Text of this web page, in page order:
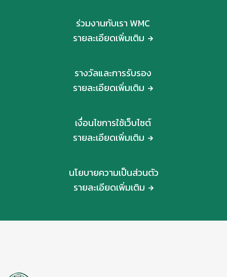
ร่วมงานกับเรา WMC
รายละเอียดเพิ่มเติม
รางวัลและการรับรอง
รายละเอียดเพิ่มเติม
เงื่อนไขการใช้เว็บไซต์
รายละเอียดเพิ่มเติม
นโยบายความเป็นส่วนตัว
รายละเอียดเพิ่มเติม